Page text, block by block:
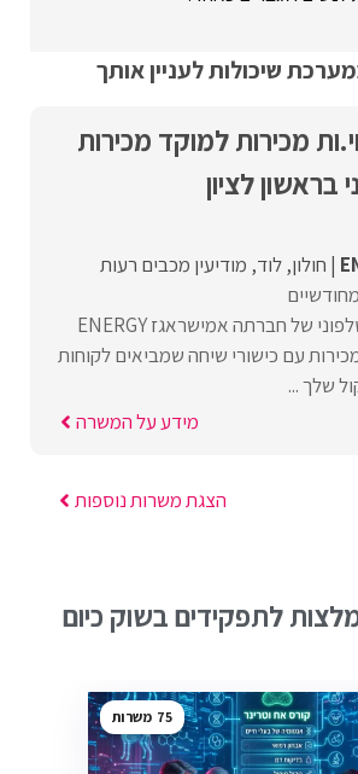
שיכולות לעניין אותך
מכירות למוקד מכירות
בראשון לציון
חולון לוד מודיעין מכבים רעות
במוקד המכירות הטלפוני של חברתה אמישראגז ENERGY
עם כישורי שיחה שמביאים לקוחות
שלך ...
מידע על המשרה
הצגת משרות נוספות
לתפקידים בשוק כיום
75